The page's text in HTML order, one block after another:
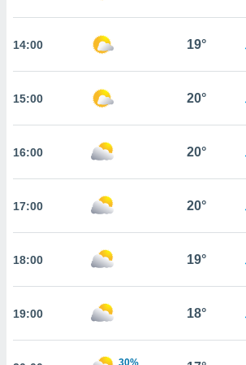
del
dei
14:00 19°
15:00 20°
16:00 20°
17:00 20°
18:00 19°
19:00 18°
30%